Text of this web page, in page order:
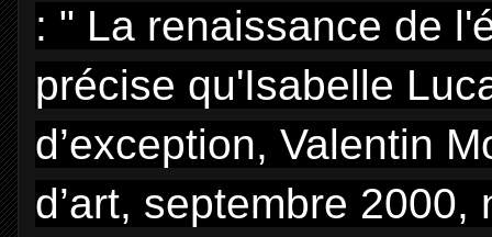
: " La renaissance de
précise qu'Isabelle
d’exception, Valentin
d’art, septembre